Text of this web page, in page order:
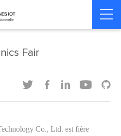
Fair
    
Co., Ltd. est fière